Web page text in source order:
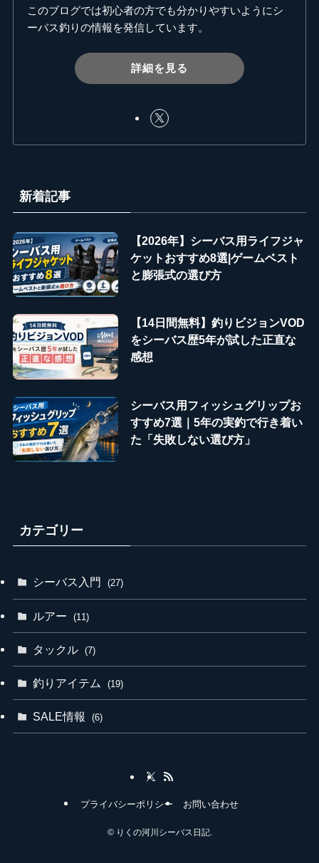
このブログでは初心者の方でも分かりやすいようにシ
ーバス釣りの情報を発信しています。
詳細を見る
新着記事
【2026年】シーバス用ライフジャ
ケットおすすめ8選|ゲームベスト
と膨張式の選び方
【14日間無料】釣りビジョンVOD
をシーバス歴5年が試した正直な
感想
シーバス用フィッシュグリップお
すすめ7選｜5年の実釣で行き着い
た「失敗しない選び方」
カテゴリー
シーバス入門 (27)
ルアー (11)
タックル (7)
釣りアイテム (19)
SALE情報 (6)
プライバシーポリシー お問い合わせ
©りくの河川シーバス日記.